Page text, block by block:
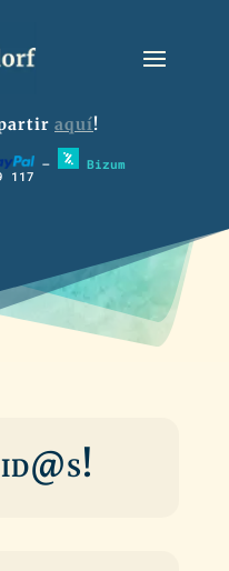
aquí!
– Bizum
117